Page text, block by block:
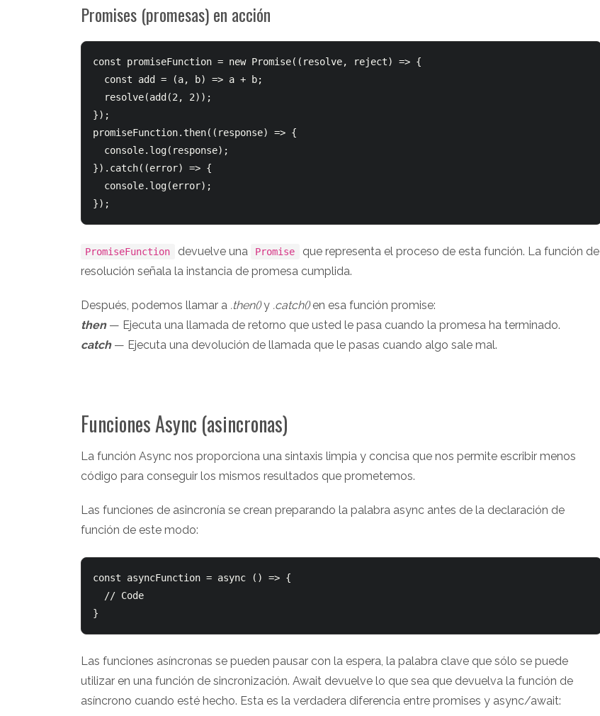
Promises (promesas) en acción
const promiseFunction = new Promise((resolve, reject) => {
});
promiseFunction.then((response) => {
}).catch((error) => {
PromiseFunction devuelve una Promise
que representa el proceso de esta función. La función de
resolución señala la instancia de promesa cumplida.
Después, podemos llamar a .then()y .catch()en esa función promise:
then — Ejecuta una llamada de retorno que usted le pasa cuando la promesa ha terminado.
catch— Ejecuta una devolución de llamada que le pasas cuando algo sale mal.
Funciones Async (asincronas)
La función Async nos proporciona una sintaxis limpia y concisa que nos permite escribir menos
código para conseguir los mismos resultados que prometemos.
Las funciones de asincronía se crean preparando la palabra async antes de la declaración de
función de este modo:
const asyncFunction = async () => {
Las funciones asíncronas se pueden pausar con la espera, la palabra clave que sólo se puede
utilizar en una función de sincronización. Await devuelve lo que sea que devuelva la función de
asíncrono cuando esté hecho. Esta es la verdadera diferencia entre promises y async/await: